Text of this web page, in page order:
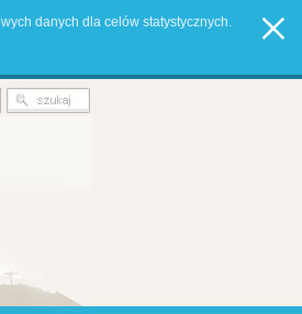
danych dla celów statystycznych.